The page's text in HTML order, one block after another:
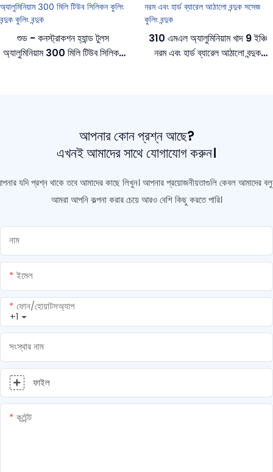
শুড - কনস্ট্রাকশন হ্যান্ড টুলস
অ্যালুমিনিয়াম 300 মিলি টিউব সিলিকন
310 এমএল অ্যালুমিনিয়াম খাদ 9 ইঞ্চি
নরম এবং হার্ড ব্যারেল আঠালো বন্দুক
আপনার কোন প্রশ্ন আছে?
এখনই আমাদের সাথে যোগাযোগ করুন।
যদি প্রশ্ন থাকে তবে আমাদের কাছে লিখুন। আপনার প্রয়োজনীয়তাগুলি কেবল আমাদের
আমরা আপনি কল্পনা করার চেয়ে আরও বেশি কিছু করতে পারি।
নাম
ইমেল
+1
ফোন/হোয়াটসঅ্যাপ
সংস্থার নাম
ফাইল
কন্টেন্ট